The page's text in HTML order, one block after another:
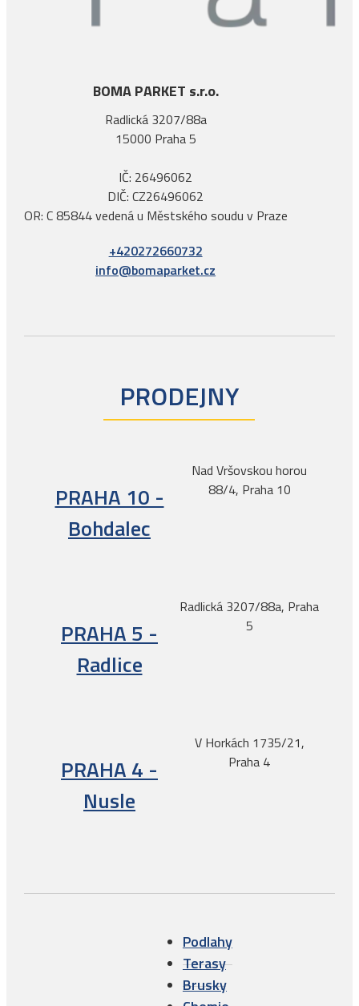
BOMA PARKET s.r.o.
Radlická 3207/88a
15000 Praha 5
IČ: 26496062
DIČ: CZ26496062
OR: C 85844 vedená u Městského soudu v Praze
+420272660732
info@bomaparket.cz
PRODEJNY
PRAHA 10 -
Bohdalec
Nad Vršovskou horou
88/4, Praha 10
PRAHA 5 -
Radlice
Radlická 3207/88a, Praha
5
PRAHA 4 -
Nusle
V Horkách 1735/21,
Praha 4
Podlahy
Terasy
Brusky